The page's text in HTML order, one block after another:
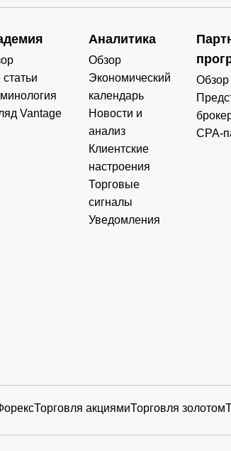
статьи
Vantage
Аналитика
Обзор
Экономический
календарь
Новости и
анализ
Клиентские
настроения
Торговые
сигналы
Уведомления
Обзор
CPA-
Торговля акциямиТорговля золотом